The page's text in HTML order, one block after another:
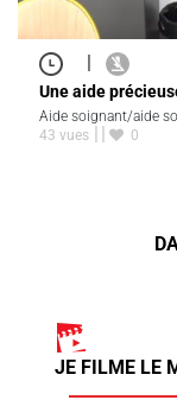
|
Une aide
Aide soignant/aide
43 vues
0
JE FILME LE